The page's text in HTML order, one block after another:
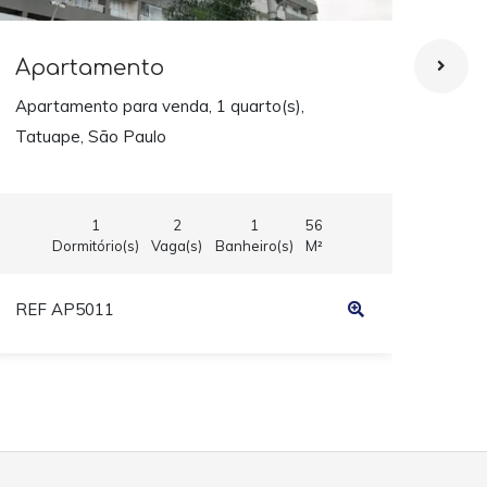
Apartamento
Apartamento para venda, 1 quarto(s),
Tatuape, São Paulo
1
Dormitório(s)
2
Vaga(s)
1
Banheiro(s)
56
M²
REF AP5011